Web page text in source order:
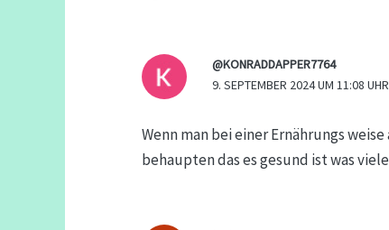
@KONRADDAPPER7764
9. SEPTEMBER 2024 UM 11:08 UHR
Wenn man bei einer Ernährungs
behaupten das es gesund ist was